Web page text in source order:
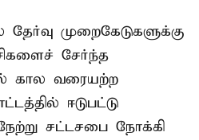
முறைகேடுகளுக்கு
சேர்ந்த
கால வரையற்ற
ஈடுபட்டு
சட்டசபை நோக்கி